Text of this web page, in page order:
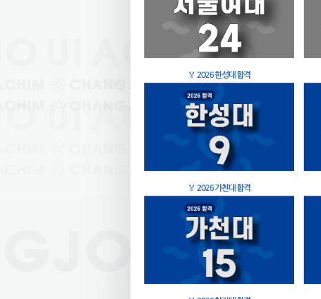
🏅 2026 한성대 합격
🏅 2026 가천대 합격